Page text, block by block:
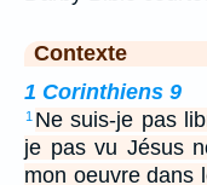
Contexte
1 Corinthiens 9
1 Ne suis-je pas
je pas vu Jésus
mon oeuvre dans